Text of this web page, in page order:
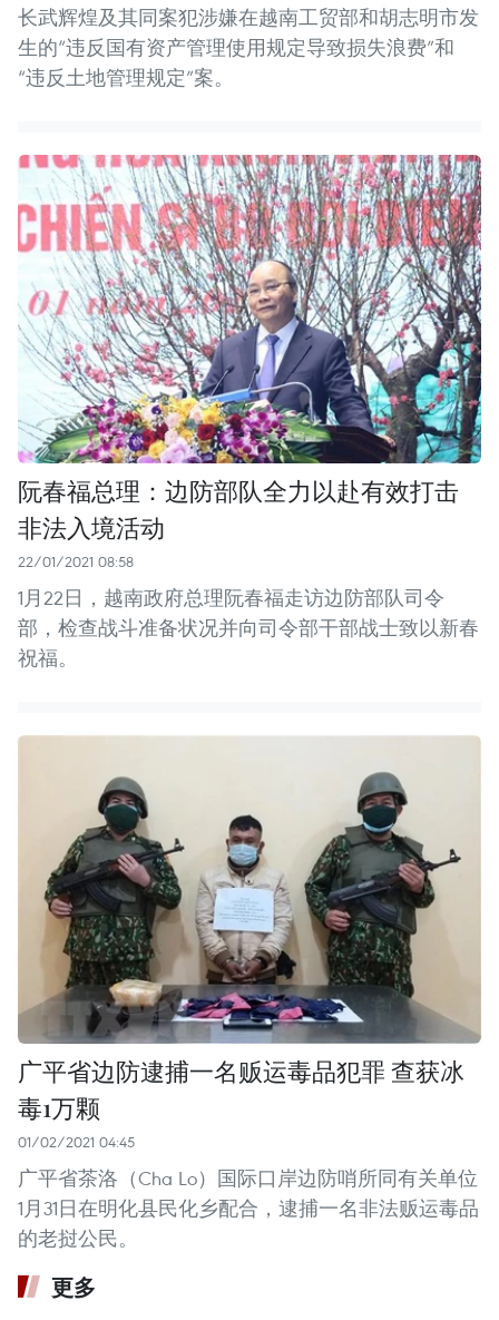
长武辉煌及其同案犯涉嫌在越南工贸部和胡志明市发
生的“违反国有资产管理使用规定导致损失浪费”和
“违反土地管理规定”案。
阮春福总理：边防部队全力以赴有效打击
非法入境活动
22/01/2021 08:58
1月22日，越南政府总理阮春福走访边防部队司令
部，检查战斗准备状况并向司令部干部战士致以新春
祝福。
广平省边防逮捕一名贩运毒品犯罪 查获冰
毒1万颗
01/02/2021 04:45
广平省茶洛（Cha Lo）国际口岸边防哨所同有关单位
1月31日在明化县民化乡配合，逮捕一名非法贩运毒品
的老挝公民。
更多